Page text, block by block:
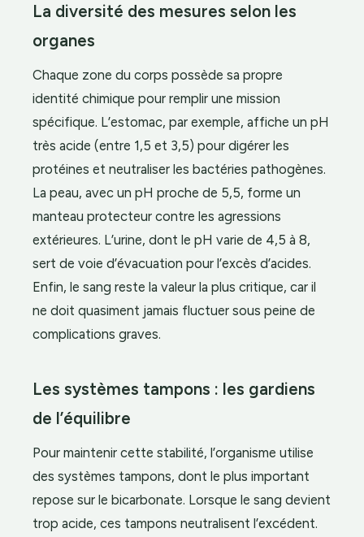
La diversité des mesures selon les
organes
Chaque zone du corps possède sa propre
identité chimique pour remplir une mission
spécifique. L’estomac, par exemple, affiche un pH
très acide (entre 1,5 et 3,5) pour digérer les
protéines et neutraliser les bactéries pathogènes.
La peau, avec un pH proche de 5,5, forme un
manteau protecteur contre les agressions
extérieures. L’urine, dont le pH varie de 4,5 à 8,
sert de voie d’évacuation pour l’excès d’acides.
Enfin, le sang reste la valeur la plus critique, car il
ne doit quasiment jamais fluctuer sous peine de
complications graves.
Les systèmes tampons : les gardiens
de l’équilibre
Pour maintenir cette stabilité, l’organisme utilise
des systèmes tampons, dont le plus important
repose sur le bicarbonate. Lorsque le sang devient
trop acide, ces tampons neutralisent l’excédent.